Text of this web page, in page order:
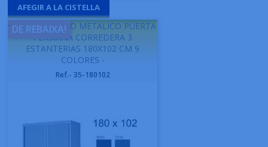
AFEGIR A LA CISTELLA
-GAPSA ARMARIO METALICO PUERTA
PERSIANA CORREDERA 3
ESTANTERIAS 180X102 CM 9
COLORES -
Ref.- 35-180102
DE REBAIXA!